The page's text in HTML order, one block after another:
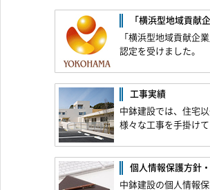
「横浜型地域貢献企
「横浜型地域貢献企
認定を受けました。
工事実績
中鉢建設では、住宅
様々な工事を手掛けて
個人情報保護方針 ・
中鉢建設の個人情報